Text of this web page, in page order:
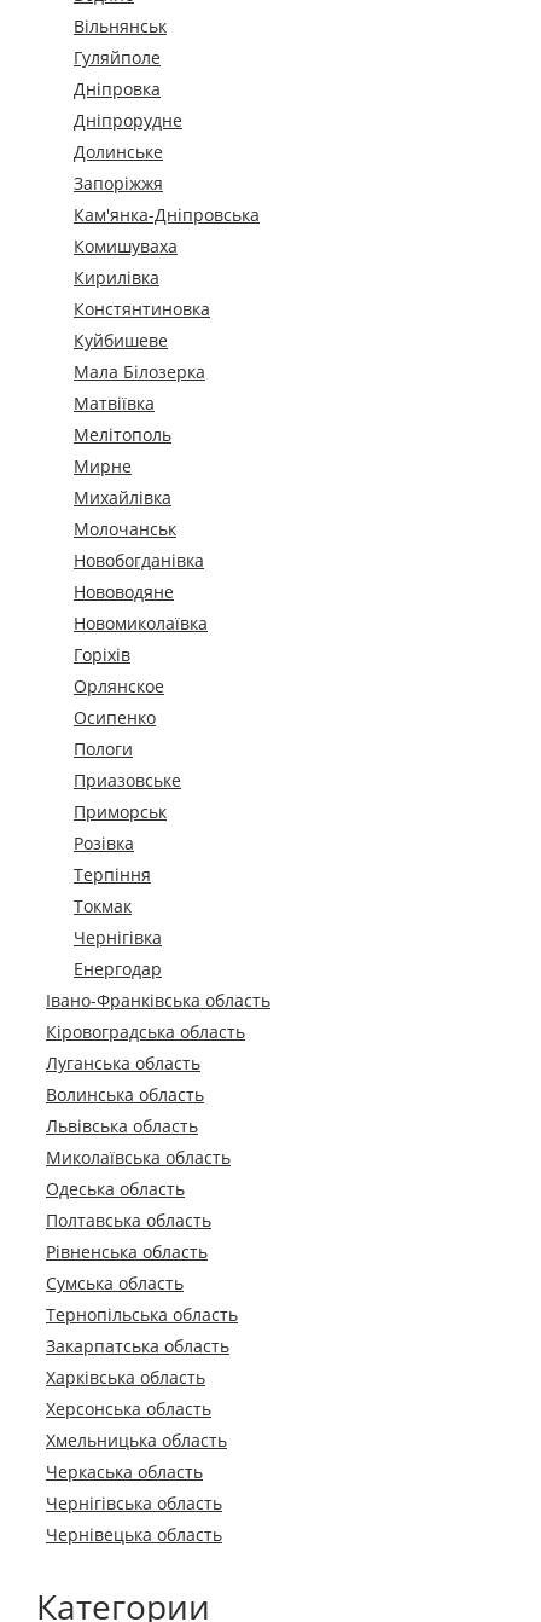
Вільнянськ
Гуляйполе
Дніпровка
Дніпрорудне
Долинське
Запоріжжя
Кам'янка-Дніпровська
Комишуваха
Кирилівка
Констянтиновка
Куйбишеве
Мала Білозерка
Матвіївка
Мелітополь
Мирне
Михайлівка
Молочанськ
Новобогданівка
Нововодяне
Новомиколаївка
Горіхів
Орлянское
Осипенко
Пологи
Приазовське
Приморськ
Розівка
Терпіння
Токмак
Чернігівка
Енергодар
Івано-Франківська область
Кіровоградська область
Луганська область
Волинська область
Львівська область
Миколаївська область
Одеська область
Полтавська область
Рівненська область
Сумська область
Тернопільська область
Закарпатська область
Харківська область
Херсонська область
Хмельницька область
Черкаська область
Чернігівська область
Чернівецька область
Категории